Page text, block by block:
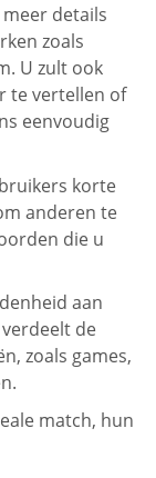
details
zoals
U zult ook
te vertellen of
eenvoudig
korte
anderen te
die u
aan
de
zoals games,
match, hun